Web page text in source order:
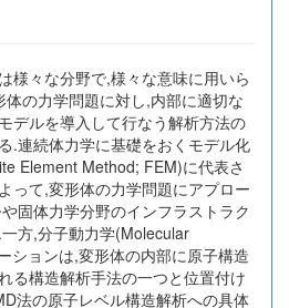
様々な分野で,様々な意味に用いら
の力学問題に対し,内部に適切な
デルを導入して行なう解析方法の
.連続体力学に基礎をおくモデル化
Element Method; FEM)に代表さ
って,変形体の力学問題にアプロー
固体力学分野のインフラストラク
方,分子動力学(Molecular
ションは,変形体の内部に原子構造
る構造解析手法の一つと位置付け
法の原子レベル構造解析への具体